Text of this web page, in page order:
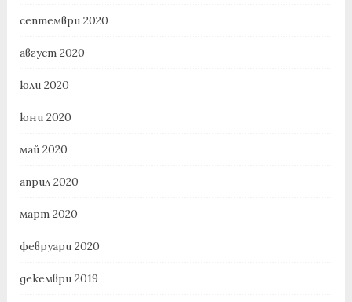
септември 2020
август 2020
юли 2020
юни 2020
май 2020
април 2020
март 2020
февруари 2020
декември 2019